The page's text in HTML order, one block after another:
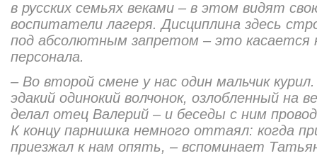
в русских семьях веками – в этом видят
воспитатели лагеря. Дисциплина здесь
под абсолютным запретом – это касается
персонала.
– Во второй смене у нас один мальчик
эдакий одинокий волчонок, озлобленный на
делал отец Валерий – и беседы с ним
К концу парнишка немного оттаял: когда
приезжал к нам опять, – вспоминает